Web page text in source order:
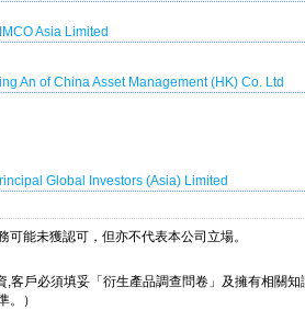
Asia Limited
An of China Asset Management (HK) Co. Ltd
Global Investors (Asia) Limited
能未獲認可，但亦不代表本公司立場。
戶必須填妥「衍生產品調查問卷」及擁有相關
。）